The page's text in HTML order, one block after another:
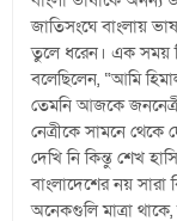
জাতিসংঘে বাংলায়
তুলে ধরেন। এক সময়
বলেছিলেন, “আমি
তেমনি আজকে
নেত্রীকে সামনে
দেখি নি কিন্তু শেখ
বাংলাদেশের নয় সারা
অনেকগুলি মাত্রা